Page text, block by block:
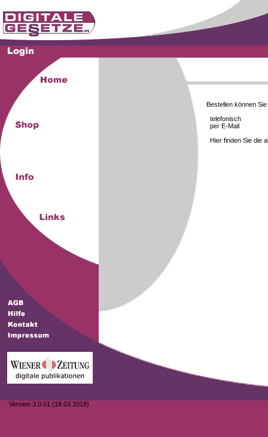
Version 3.0.01 (18.03.2018)
Bestellen können Sie
telefonisch
per E-Mail
Hier finden Sie die